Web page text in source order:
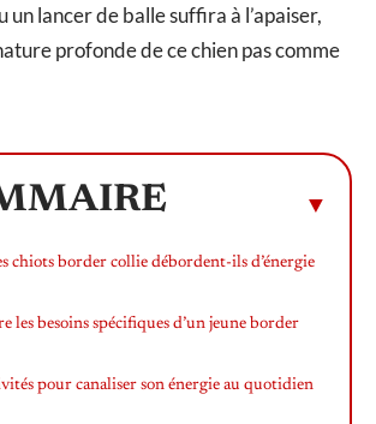
un lancer de balle suffira à l’apaiser,
profonde de ce chien pas comme
chiots border collie débordent-ils d’énergie
les besoins spécifiques d’un jeune border
pour canaliser son énergie au quotidien